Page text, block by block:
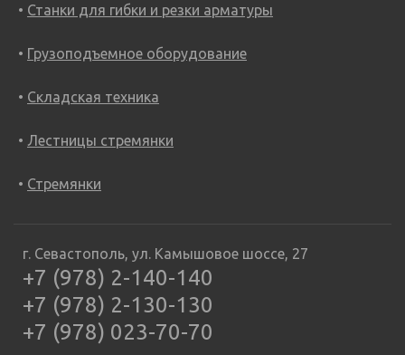
Станки для гибки и резки арматуры
Грузоподъемное оборудование
Складская техника
Лестницы стремянки
Стремянки
г. Севастополь, ул. Камышовое шоссе, 27
+7 (978) 2-140-140
+7 (978) 2-130-130
+7 (978) 023-70-70